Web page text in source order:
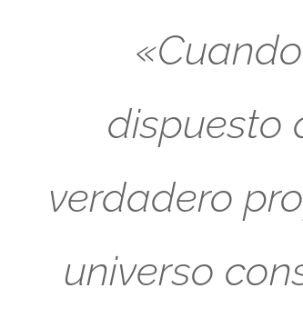
dispuesto
verdadero
universo